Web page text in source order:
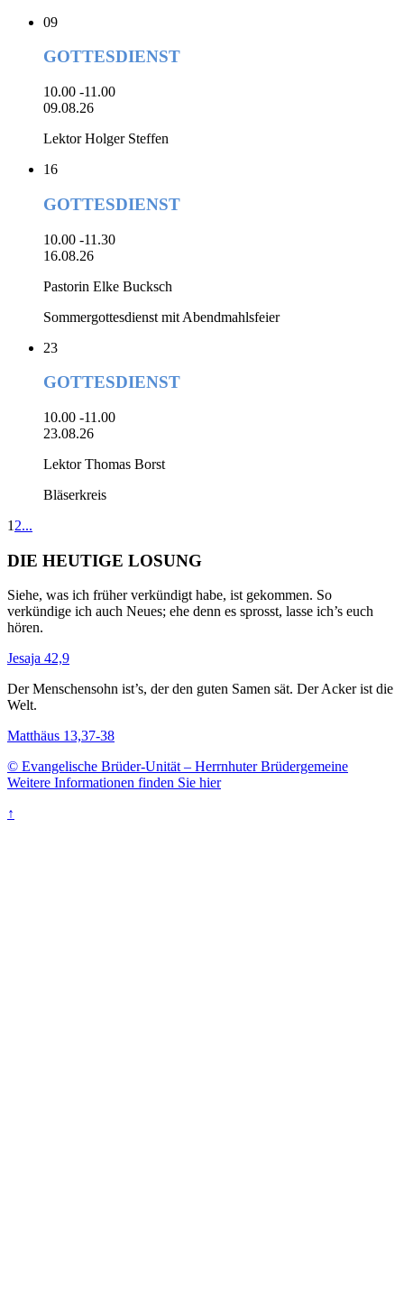
09
GOTTESDIENST
10.00 -11.00
09.08.26
Lektor Holger Steffen
16
GOTTESDIENST
10.00 -11.30
16.08.26
Pastorin Elke Bucksch
Sommergottesdienst mit Abendmahlsfeier
23
GOTTESDIENST
10.00 -11.00
23.08.26
Lektor Thomas Borst
Bläserkreis
1 2...
DIE HEUTIGE LOSUNG
Siehe, was ich früher verkündigt habe, ist gekommen. So
verkündige ich auch Neues; ehe denn es sprosst, lasse ich’s euch
hören.
Jesaja 42,9
Der Menschensohn ist’s, der den guten Samen sät. Der Acker ist die
Welt.
Matthäus 13,37-38
© Evangelische Brüder-Unität – Herrnhuter Brüdergemeine
Weitere Informationen finden Sie hier
↑